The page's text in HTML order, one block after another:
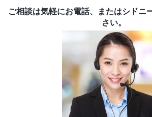
ご相談は気軽にお電話、またはシドニ
さい。